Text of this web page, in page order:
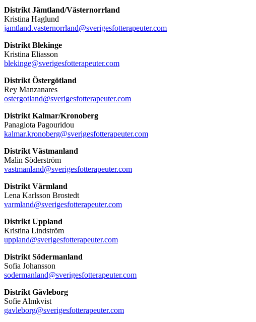
Distrikt Jämtland/Västernorrland
Kristina Haglund
jamtland.vasternorrland@sverigesfotterapeuter.com
Distrikt Blekinge
Kristina Eliasson
blekinge@sverigesfotterapeuter.com
Distrikt Östergötland
Rey Manzanares
ostergotland@sverigesfotterapeuter.com
Distrikt Kalmar/Kronoberg
Panagiota Pagouridou
kalmar.kronoberg@sverigesfotterapeuter.com
Distrikt Västmanland
Malin Söderström
vastmanland@sverigesfotterapeuter.com
Distrikt Värmland
Lena Karlsson Brostedt
varmland@sverigesfotterapeuter.com
Distrikt Uppland
Kristina Lindström
uppland@sverigesfotterapeuter.com
Distrikt Södermanland
Sofia Johansson
sodermanland@sverigesfotterapeuter.com
Distrikt Gävleborg
Sofie Almkvist
gavleborg@sverigesfotterapeuter.com